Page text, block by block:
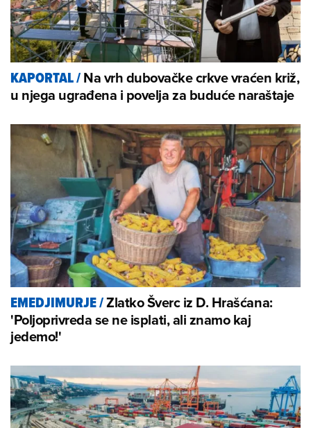
KAPORTAL/Na vrh dubovačke crkve vraćen križ,
u njega ugrađena i povelja za buduće naraštaje
EMEDJIMURJE/Zlatko Šverc iz D. Hrašćana:
'Poljoprivreda se ne isplati, ali znamo kaj
jedemo!'